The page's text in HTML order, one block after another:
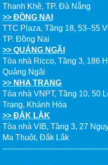
Thanh Khê, TP. Đà Nẵng
>> ĐỒNG NAI
TTC Plaza, Tầng 18, 53–55
TP. Đồng Nai
>> QUẢNG NGÃI
Tòa nhà Ricco, Tầng 3, 186
Quảng Ngãi
>> NHA TRANG
Tòa nhà VNPT, Tầng 10, 50
Trang, Khánh Hòa
>> ĐẮK LẮK
Tòa nhà VIB, Tầng 3, 27
Ma Thuột, Đắk Lắk